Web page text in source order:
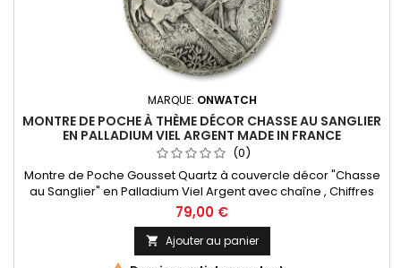
MARQUE: ONWATCH
MONTRE DE POCHE À THÈME DÉCOR CHASSE AU SANGLIER
EN PALLADIUM VIEL ARGENT MADE IN FRANCE
(0)
Montre de Poche Gousset Quartz à couvercle décor "Chasse
au Sanglier" en Palladium Viel Argent avec chaîne , Chiffres
Arabes. Mouvement Ronda 515 Swiss Parts, 3 aiguilles et
dateur à 3h. Fabrication Française
79,00 €
 Ajouter au panier